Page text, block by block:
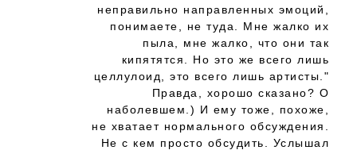
неправильно направленных эмоций,
понимаете, не туда. Мне жалко их
пыла, мне жалко, что они так
кипятятся. Но это же всего лишь
целлулоид, это всего лишь артисты."
Правда, хорошо сказано? О
наболевшем.) И ему тоже, похоже,
не хватает нормального обсуждения.
Не с кем просто обсудить. Услышал